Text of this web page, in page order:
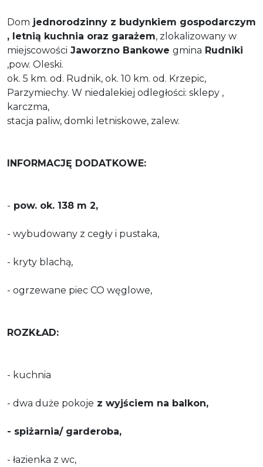
Dom jednorodzinny z budynkiem gospodarczym
, letnią kuchnia oraz garażem, zlokalizowany w
miejscowości Jaworzno Bankowe gmina Rudniki
,pow. Oleski.
ok. 5 km. od. Rudnik, ok. 10 km. od. Krzepic,
Parzymiechy. W niedalekiej odległości: sklepy ,
karczma,
stacja paliw, domki letniskowe, zalew.
INFORMACJĘ DODATKOWE:
- pow. ok. 138 m 2,
- wybudowany z cegły i pustaka,
- kryty blachą,
- ogrzewane piec CO węglowe,
ROZKŁAD:
- kuchnia
- dwa duże pokoje z wyjściem na balkon,
- spiżarnia/ garderoba,
- łazienka z wc,